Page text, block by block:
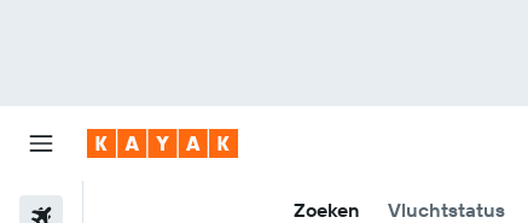
Zoeken Vluchtstatus